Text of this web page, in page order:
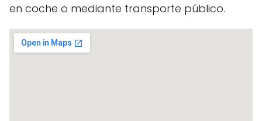
en coche o mediante transporte público.